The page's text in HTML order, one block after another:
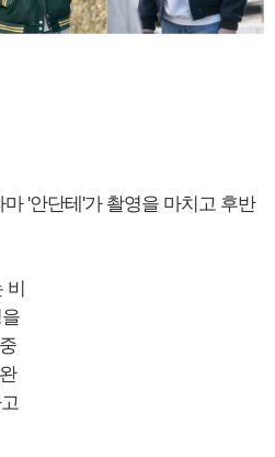
'안단테'가 촬영을 마치고 후반
비